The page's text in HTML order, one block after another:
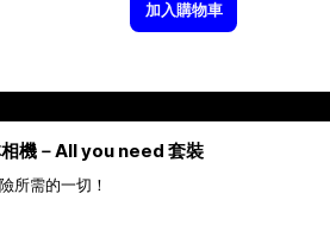
加入購物車
機－All you need 套裝
所需的一切！